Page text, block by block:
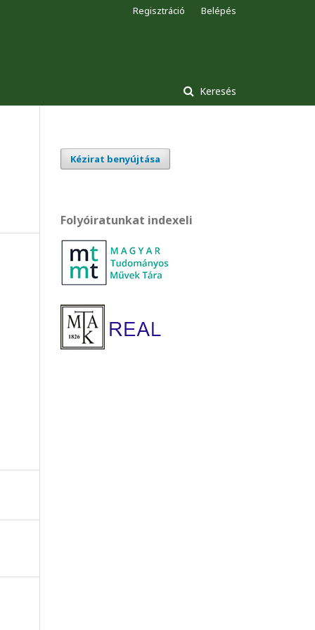
Keresés
Regisztráció Belépés
Kézirat benyújtása
Folyóiratunkat indexeli